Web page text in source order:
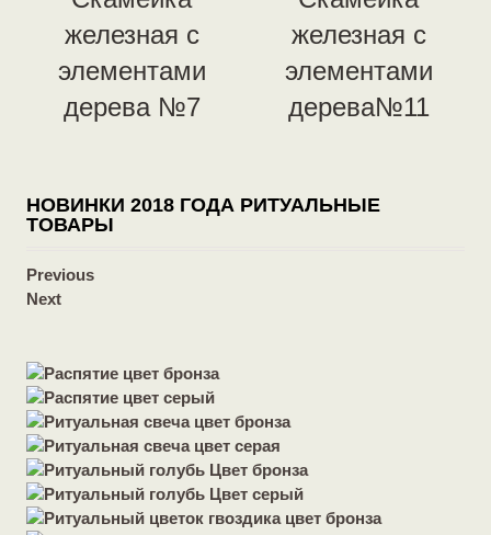
железная с
элементами
дерева №7
железная с
элементами
дерева№11
НОВИНКИ 2018 ГОДА РИТУАЛЬНЫЕ
ТОВАРЫ
Previous
Next